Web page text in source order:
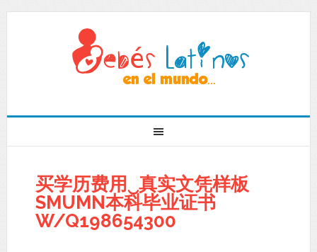
买学历费用‿真实文凭样板
SMUMN本科毕业证书
W/Q198654300